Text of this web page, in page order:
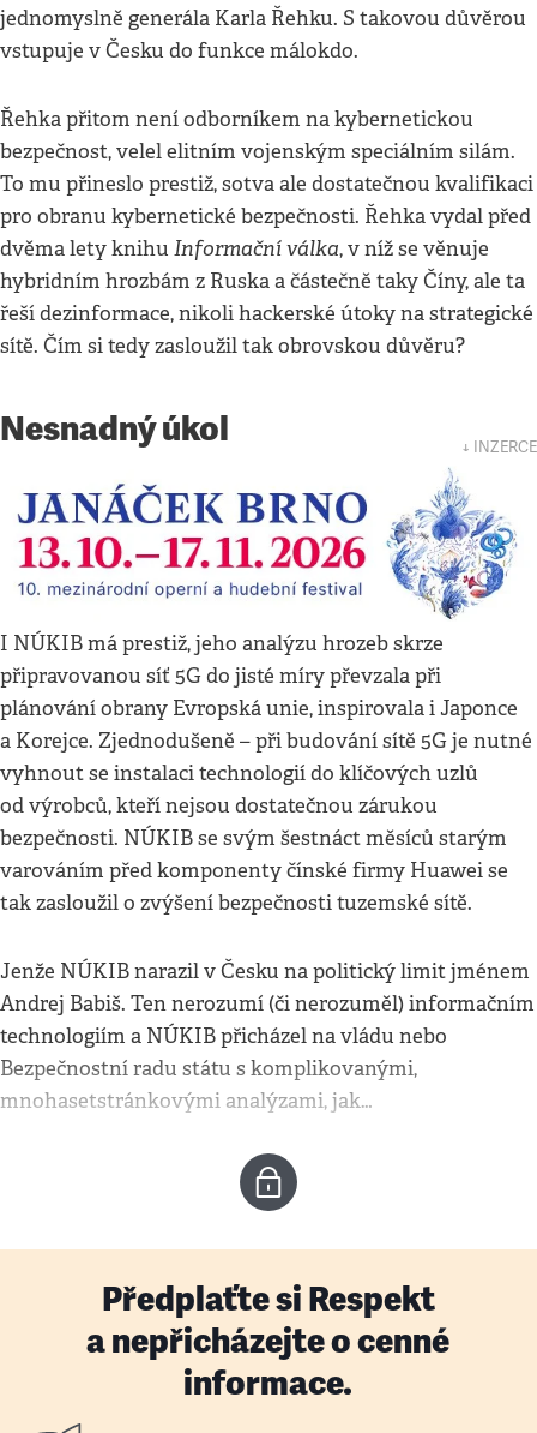
jednomyslně generála Karla Řehku. S takovou důvěrou
vstupuje v Česku do funkce málokdo.
Řehka přitom není odborníkem na kybernetickou
bezpečnost, velel elitním vojenským speciálním silám.
To mu přineslo prestiž, sotva ale dostatečnou kvalifikaci
pro obranu kybernetické bezpečnosti. Řehka vydal před
dvěma lety knihu Informační válka, v níž se věnuje
hybridním hrozbám z Ruska a částečně taky Číny, ale ta
řeší dezinformace, nikoli hackerské útoky na strategické
sítě. Čím si tedy zasloužil tak obrovskou důvěru?
Nesnadný úkol ↓ INZERCE
I NÚKIB má prestiž, jeho analýzu hrozeb skrze
připravovanou síť 5G do jisté míry převzala při
plánování obrany Evropská unie, inspirovala i Japonce
a Korejce. Zjednodušeně – při budování sítě 5G je nutné
vyhnout se instalaci technologií do klíčových uzlů
od výrobců, kteří nejsou dostatečnou zárukou
bezpečnosti. NÚKIB se svým šestnáct měsíců starým
varováním před komponenty čínské firmy Huawei se
tak zasloužil o zvýšení bezpečnosti tuzemské sítě.
Jenže NÚKIB narazil v Česku na politický limit jménem
Andrej Babiš. Ten nerozumí (či nerozuměl) informačním
technologiím a NÚKIB přicházel na vládu nebo
Bezpečnostní radu státu s komplikovanými,
mnohasetstránkovými analýzami, jak…
Předplaťte si Respekt
a nepřicházejte o cenné
informace.